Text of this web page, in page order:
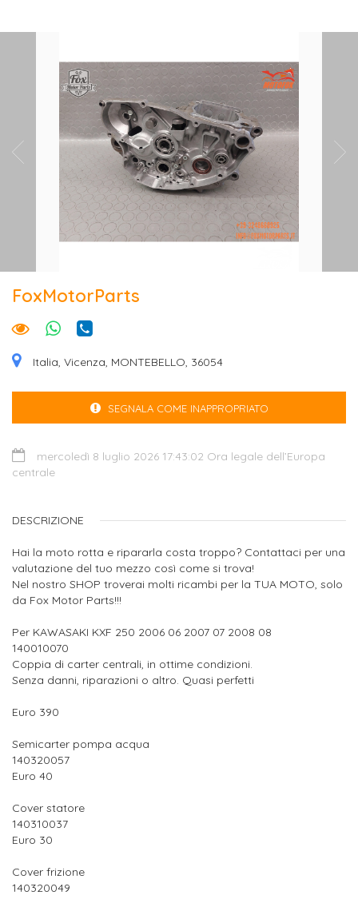
FoxMotorParts
Italia, Vicenza, MONTEBELLO, 36054
SEGNALA COME INAPPROPRIATO
mercoledì 8 luglio 2026 17:43:02 Ora legale dell’Europa
centrale
DESCRIZIONE
Hai la moto rotta e ripararla costa troppo? Contattaci per una
valutazione del tuo mezzo così come si trova!
Nel nostro SHOP troverai molti ricambi per la TUA MOTO, solo
da Fox Motor Parts!!!
Per KAWASAKI KXF 250 2006 06 2007 07 2008 08
140010070
Coppia di carter centrali, in ottime condizioni.
Senza danni, riparazioni o altro. Quasi perfetti
Euro 390
Semicarter pompa acqua
140320057
Euro 40
Cover statore
140310037
Euro 30
Cover frizione
140320049